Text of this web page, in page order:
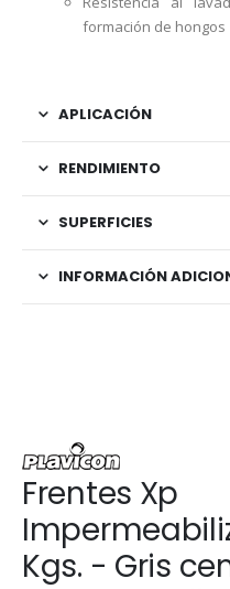
formación de hongos
APLICACIÓN
RENDIMIENTO
SUPERFICIES
INFORMACIÓN
Frentes Xp
Kgs. - Gris